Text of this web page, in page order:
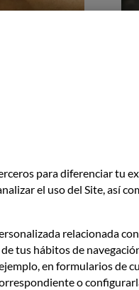
entender
para diferenciar tu
el uso del Site, así
relacionada
tus hábitos de
en formularios de
o